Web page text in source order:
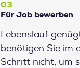
03
Für Job bewerben
Lebenslauf
benötigen Sie im
Schritt nicht, um